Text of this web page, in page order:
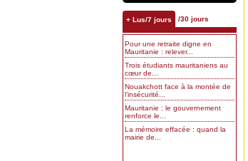
+ Lus/7 jours /30 jours
Pour une retraite digne en
Mauritanie : relever...
Trois étudiants mauritaniens au
cœur de...
Nouakchott face à la montée de
l’insécurité...
Mauritanie : le gouvernement
renforce le...
La mémoire effacée : quand la
mairie de...